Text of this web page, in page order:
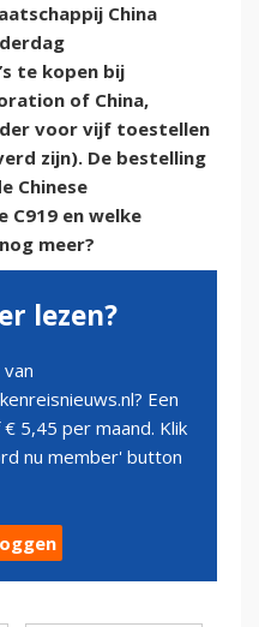
China
te kopen bij
of China,
voor vijf toestellen
zijn). De bestelling
Chinese
en welke
meer?
lezen?
Een
5,45 per maand. Klik
nu member' button